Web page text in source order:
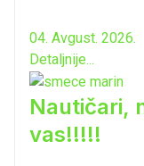
04. Avgust. 2026.
Detaljnije...
Nautičari,
vas!!!!!